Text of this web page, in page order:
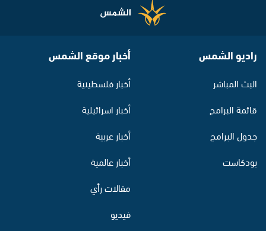
راديو الشمس
البث المباشر
قائمة البرامج
جدول البرامج
بودكاست
أخبار موقع الشمس
أخبار فلسطينية
أخبار اسرائيلية
أخبار عربية
أخبار عالمية
مقالات رأي
فيديو